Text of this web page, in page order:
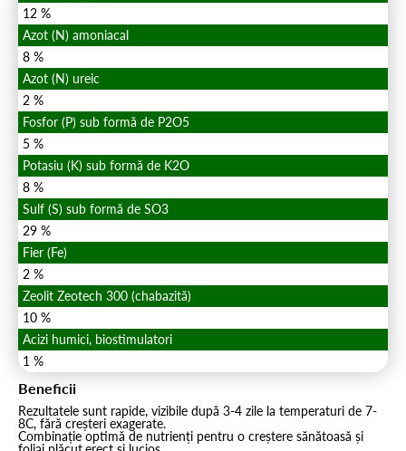
12 %
Azot (N) amoniacal
8 %
Azot (N) ureic
2 %
Fosfor (P) sub formă de P2O5
5 %
Potasiu (K) sub formă de K2O
8 %
Sulf (S) sub formă de SO3
29 %
Fier (Fe)
2 %
Zeolit Zeotech 300 (chabazită)
10 %
Acizi humici, biostimulatori
1 %
Beneficii
Rezultatele sunt rapide, vizibile după 3-4 zile la temperaturi de 7-
8C, fără creșteri exagerate.
Combinație optimă de nutrienți pentru o creștere sănătoasă și